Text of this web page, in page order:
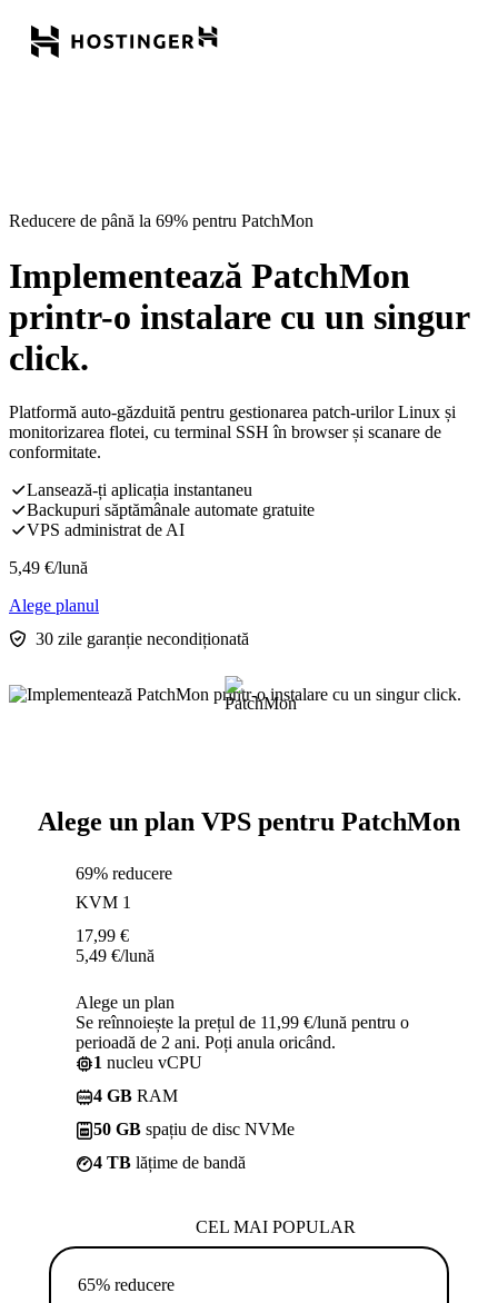
Reducere de până la 69% pentru PatchMon
Implementează PatchMon
printr-o instalare cu un singur
click.
Platformă auto-găzduită pentru gestionarea patch-urilor Linux și
monitorizarea flotei, cu terminal SSH în browser și scanare de
conformitate.
Lansează-ți aplicația instantaneu
Backupuri săptămânale automate gratuite
VPS administrat de AI
5,49 €/lună
Alege planul
30 zile garanție necondiționată
Alege un plan VPS pentru PatchMon
69% reducere
KVM 1
17,99 €
5,49 €/lună
Alege un plan
Se reînnoiește la prețul de 11,99 €/lună pentru o
perioadă de 2 ani. Poți anula oricând.
1 nucleu vCPU
4 GB RAM
50 GB spațiu de disc NVMe
4 TB lățime de bandă
CEL MAI POPULAR
65% reducere